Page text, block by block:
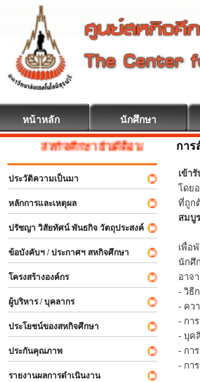
หน้าหลัก นักศึกษา
สหกิจศึกษา ยินดีต้อนรับ
ประวัติความเป็นมา
หลักการและเหตุผล
ปรัชญา วิสัยทัศน์ พันธกิจ วัตถุประสงค์
ข้อบังคับฯ / ประกาศฯ สหกิจศึกษา
โครงสร้างองค์กร
ผู้บริหาร / บุคลากร
ประโยชน์ของสหกิจศึกษา
ประกันคุณภาพ
รายงานผลการดำเนินงาน
การ
เข้า
โดย
ที่ถูก
สมบู
เพื่อ
นักศึ
อาจ
- วิธี
- คว
- กา
- บุค
- กา
- กา